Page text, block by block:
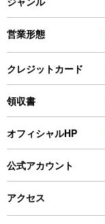
営業形態
クレジットカード
領収書
オフィシャルHP
公式アカウント
アクセス